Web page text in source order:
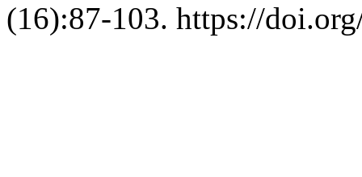
(16):87-103. https://